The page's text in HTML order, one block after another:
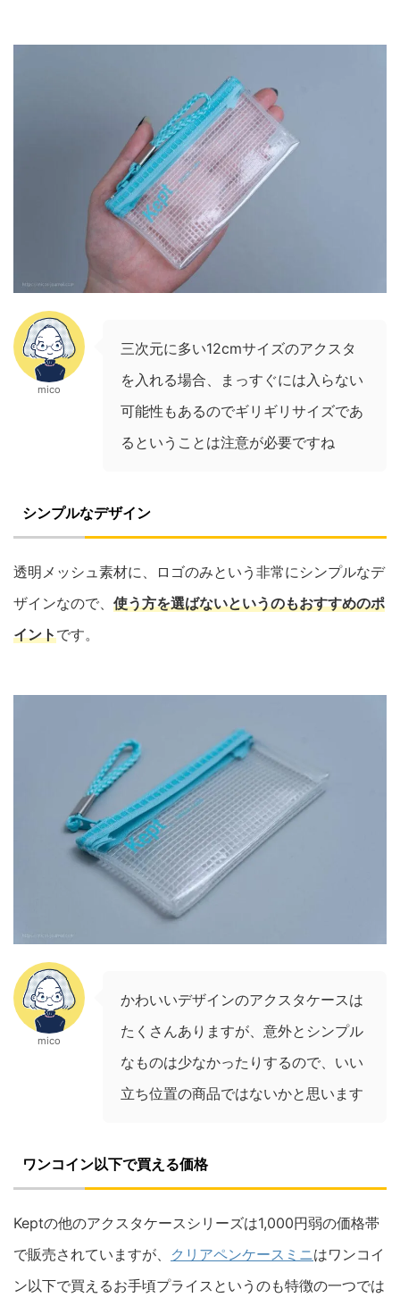
mico
三次元に多い12cmサイズのアクスタ
を入れる場合、まっすぐには入らない
可能性もあるのでギリギリサイズであ
るということは注意が必要ですね
シンプルなデザイン
透明メッシュ素材に、ロゴのみという非常にシンプルなデ
ザインなので、 使う方を選ばないというのもおすすめのポ
イントです。
mico
かわいいデザインのアクスタケースは
たくさんありますが、意外とシンプル
なものは少なかったりするので、いい
立ち位置の商品ではないかと思います
ワンコイン以下で買える価格
Keptの他のアクスタケースシリーズは1,000円弱の価格帯
で販売されていますが、 クリアペンケースミニはワンコイ
ン以下で買えるお手頃プライスというのも特徴の一つでは